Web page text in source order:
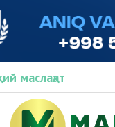
маслаҳат